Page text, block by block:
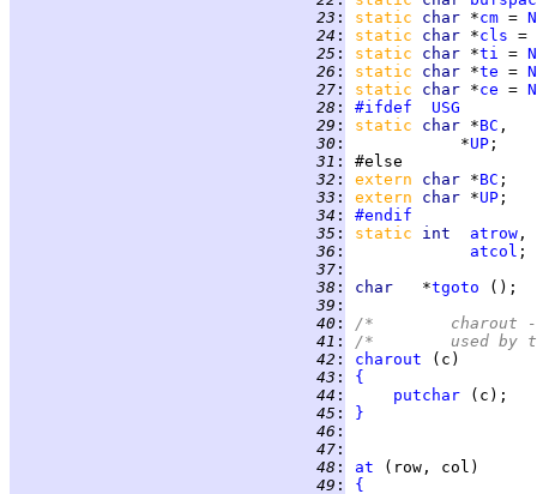
  23
: static char *cm =
  24
: static char *cls =
  25
: static char *ti =
  26
: static char *te =
  27
: static char *ce =
  28
: #ifdef
USG
  29
: static char *BC
  30
:
            *
UP
  31
:
  32
: extern char *BC
  33
: extern char *UP
  34
:
#endif
  35
: static int atrow
  36
: atcol
  37
:
  38
: char *tgoto
  39
:
  40
:
/*
  41
:
/*	used
  42
: charout
  43
:
{
  44
: putchar
  45
:
}
  46
:
  47
:
  48
: at
  49
:
{